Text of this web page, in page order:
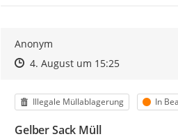
Anonym
Zeitpunkt des Erstellens
Zeitpunkt des Erstellens
4. August um 15:25Zur Äußerung
Kategorie
Illegale Müllablagerung Status
In
Gelber Sack Müll